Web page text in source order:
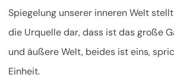
Spiegelung unserer inneren Welt
die Urquelle dar, dass ist das große
und äußere Welt, beides ist eins,
Einheit.